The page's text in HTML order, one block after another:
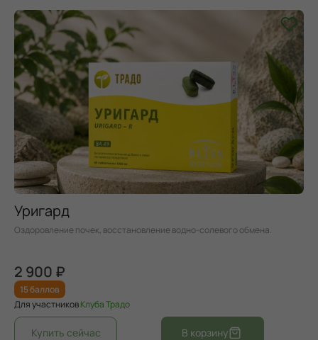
Уригард
Оздоровление почек, восстановление водно-солевого обмена.
2 900 ₽
15 баллов
Для участниковКлуба Традо